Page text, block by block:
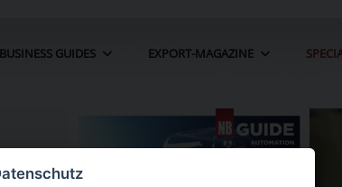
GUIDES EXPORT-MAGAZINE